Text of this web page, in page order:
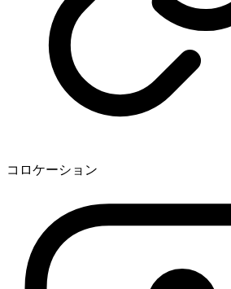
コロケーション